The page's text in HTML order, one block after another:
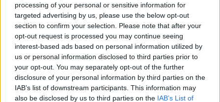
processing of your personal or sensitive information for
targeted advertising by us, please use the below opt-out
section to confirm your selection. Please note that after your
opt-out request is processed you may continue seeing
interest-based ads based on personal information utilized by
us or personal information disclosed to third parties prior to
your opt-out. You may separately opt-out of the further
disclosure of your personal information by third parties on the
IAB’s list of downstream participants. This information may
also be disclosed by us to third parties on the IAB’s List of